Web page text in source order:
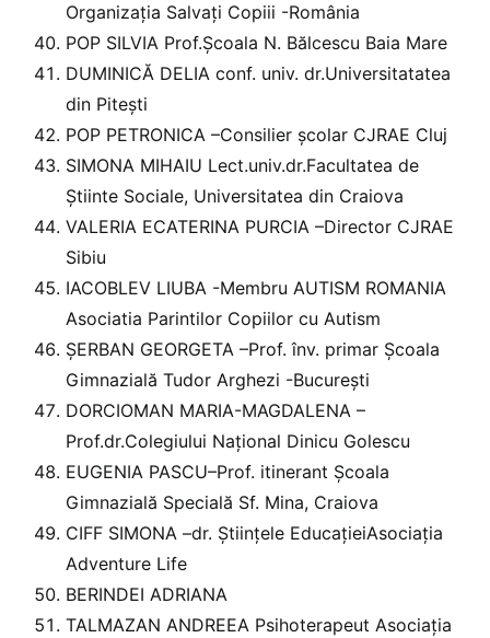
Organizația Salvați Copiii -România
POP SILVIA Prof.Școala N. Bălcescu Baia Mare
DUMINICĂ DELIA conf. univ. dr.Universitatatea
din Pitești
POP PETRONICA –Consilier școlar CJRAE Cluj
SIMONA MIHAIU Lect.univ.dr.Facultatea de
Știinte Sociale, Universitatea din Craiova
VALERIA ECATERINA PURCIA –Director CJRAE
Sibiu
IACOBLEV LIUBA -Membru AUTISM ROMANIA
Asociatia Parintilor Copiilor cu Autism
ȘERBAN GEORGETA –Prof. înv. primar Școala
Gimnazială Tudor Arghezi -București
DORCIOMAN MARIA-MAGDALENA –
Prof.dr.Colegiului Național Dinicu Golescu
EUGENIA PASCU–Prof. itinerant Școala
Gimnazială Specială Sf. Mina, Craiova
CIFF SIMONA –dr. Științele EducațieiAsociația
Adventure Life
BERINDEI ADRIANA
TALMAZAN ANDREEA Psihoterapeut Asociația